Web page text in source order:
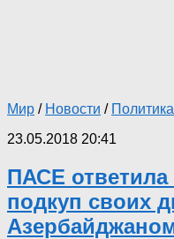
Мир / Новости / Политика
23.05.2018 20:41
ПАСЕ
подкуп своих